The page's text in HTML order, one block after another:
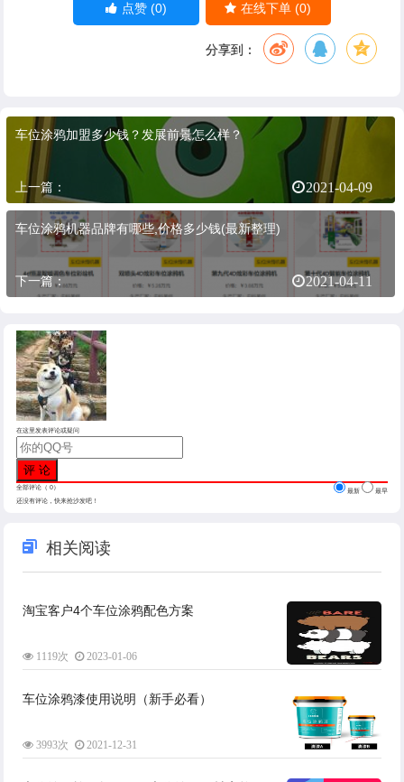
点赞(0) 在线下单 (0)
分享到：
车位涂鸦加盟多少钱？发展前景怎么样？
上一篇： 2021-04-09
车位涂鸦机器品牌有哪些,价格多少钱(最新整理)
下一篇： 2021-04-11
在这里发表评论或疑问
全部评论（ 0） 最新
最早
还没有评论，快来抢沙发吧！
相关阅读
淘宝客户4个车位涂鸦配色方案
1119次 2023-01-06
车位涂鸦漆使用说明（新手必看）
3993次 2021-12-31